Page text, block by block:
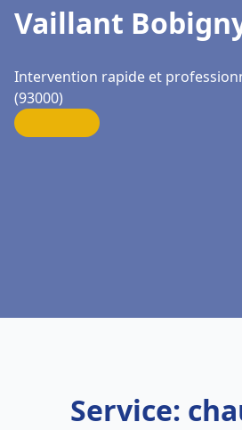
Vaillant
Intervention rapide et
(93000)
Service: